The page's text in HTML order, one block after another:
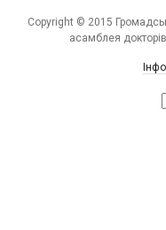
Copyright © 2015
асамблея